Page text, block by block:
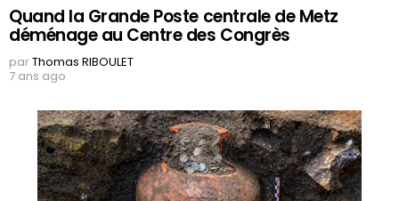
Quand la Grande Poste centrale de Metz
déménage au Centre des Congrès
parThomas RIBOULET
7 ans ago